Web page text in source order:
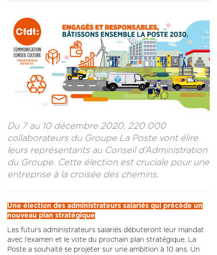
LA REVUE CADRES
LE CREFAC
L’OBSERVATOIRE DES CADRES
Du 7 au 10 décembre 2020, 220 000
collaborateurs du Groupe La Poste vont élire
leurs représentants au Conseil d’Administration
du Groupe. Cette élection est cruciale pour une
entreprise à la croisée des chemins.
Une élection des administrateurs salariés qui précède un
nouveau plan stratégique
Les futurs administrateurs salariés débuteront leur mandat
avec l’examen et le vote du prochain plan stratégique. La
Poste a souhaité se projeter sur une ambition à 10 ans. Un